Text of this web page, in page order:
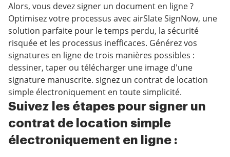
Alors, vous devez signer un document en ligne ?
Optimisez votre processus avec airSlate SignNow, une
solution parfaite pour le temps perdu, la sécurité
risquée et les processus inefficaces. Générez vos
signatures en ligne de trois manières possibles :
dessiner, taper ou télécharger une image d'une
signature manuscrite. signez un contrat de location
simple électroniquement en toute simplicité.
Suivez les étapes pour signer un
contrat de location simple
électroniquement en ligne :